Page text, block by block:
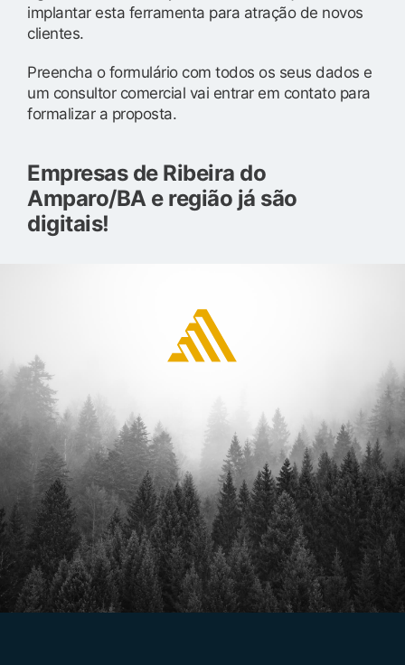
implantar esta ferramenta para atração de novos
clientes.
Preencha o formulário com todos os seus dados e
um consultor comercial vai entrar em contato para
formalizar a proposta.
Empresas de Ribeira do
Amparo/BA e região já são
digitais!